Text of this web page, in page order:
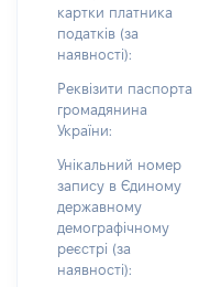
картки платника
податків (за
наявності):
Реквізити паспорта
громадянина
України:
Унікальний номер
запису в Єдиному
державному
демографічному
реєстрі (за
наявності):